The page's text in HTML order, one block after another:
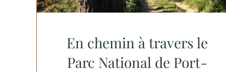
En chemin à travers le
Parc National de Port-